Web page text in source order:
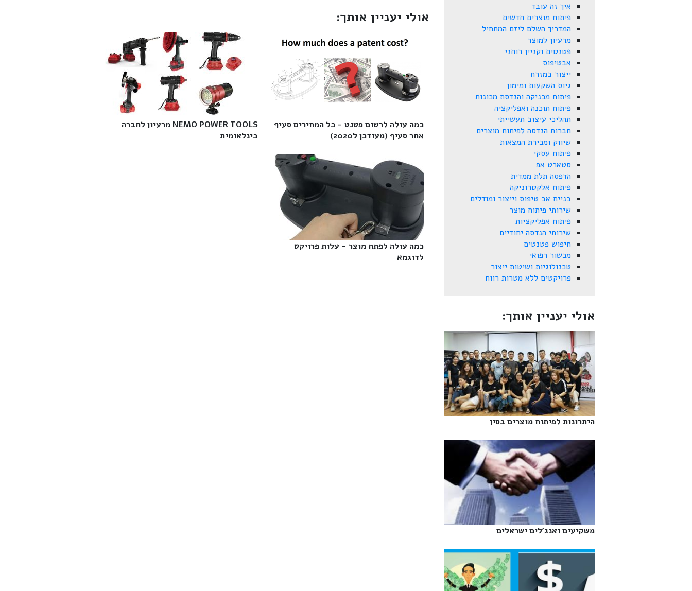
אולי יעניין אותך:
כמה עולה לרשום פטנט - כל המחירים סעיף
אחר סעיף (מעודכן ל2020)‎
NEMO POWER TOOLS מרעיון לחברה
בינלאומית‎
כמה עולה לפתח מוצר - עלות פרויקט
לדוגמא‎
איך זה עובד
פיתוח מוצרים חדשים
המדריך השלם ליזם המתחיל
מרעיון למוצר
פטנטים וקניין רוחני
אבטיפוס
ייצור במזרח
גיוס השקעות ומימון
פיתוח מכניקה והנדסת מכונות
פיתוח תוכנה ואפליקציה
תהליכי עיצוב תעשייתי
חברות הנדסה לפיתוח מוצרים
שיווק ומכירת המצאות
פיתוח עסקי
סטארט אפ
הדפסה תלת ממדית
פיתוח אלקטרוניקה
בניית אב טיפוס וייצור ומודלים
שירותי פיתוח מוצר
פיתוח אפליקציות
שירותי הנדסה יחודיים
חיפוש פטנטים
מכשור רפואי
טכנולוגיות ושיטות ייצור
פרויקטים ללא מטרות רווח
אולי יעניין אותך:
היתרונות לפיתוח מוצרים בסין‎
משקיעים ואנג'לים ישראלים‎